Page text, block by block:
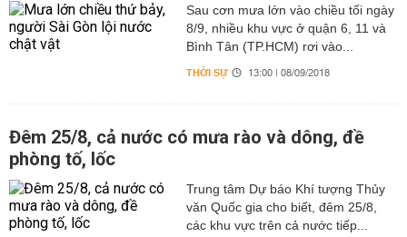
Sau cơn mưa lớn vào chiều tối ngày
8/9, nhiều khu vực ở quận 6, 11 và
Bình Tân (TP.HCM) rơi vào...
THỜI SỰ 13:00 | 08/09/2018
Đêm 25/8, cả nước có mưa rào và dông, đề
phòng tố, lốc
Trung tâm Dự báo Khí tượng Thủy
văn Quốc gia cho biết, đêm 25/8,
các khu vực trên cả nước tiếp...